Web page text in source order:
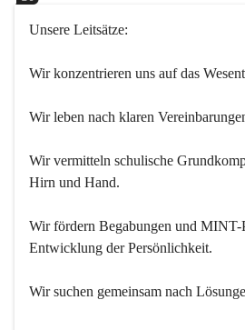
Unsere Leitsätze:
Wir konzentrieren uns auf das
Wir leben nach klaren
Wir vermitteln schulische
Hirn und Hand.
Wir fördern Begabungen und MINT-
Entwicklung der Persönlichkeit.
Wir suchen gemeinsam nach